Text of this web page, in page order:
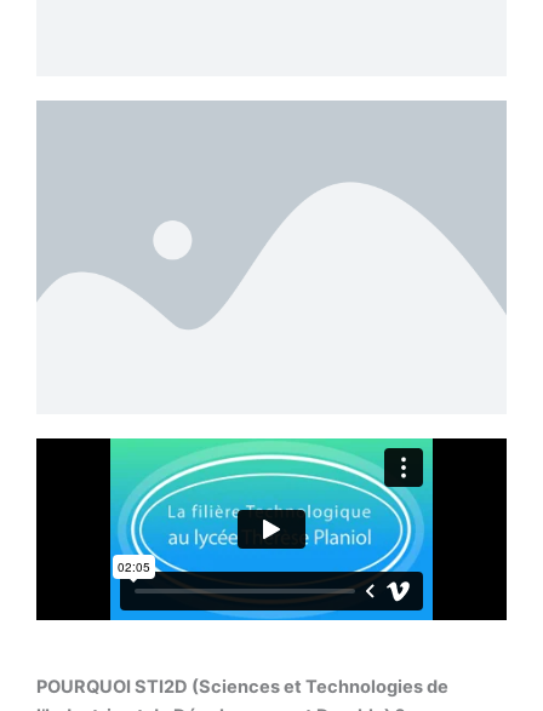
POURQUOI STI2D (Sciences et Technologies de